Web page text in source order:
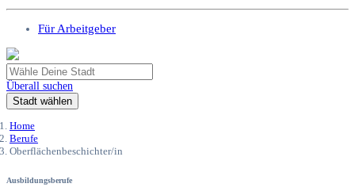
Für Arbeitgeber
Überall suchen
Stadt wählen
Home
Berufe
Oberflächenbeschichter/in
Ausbildungsberufe